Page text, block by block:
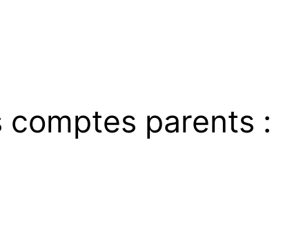
comptes parents :